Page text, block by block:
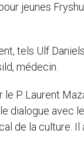
jeunes
tels Ulf
médecin.
P. Laurent
dialogue avec
de la culture.